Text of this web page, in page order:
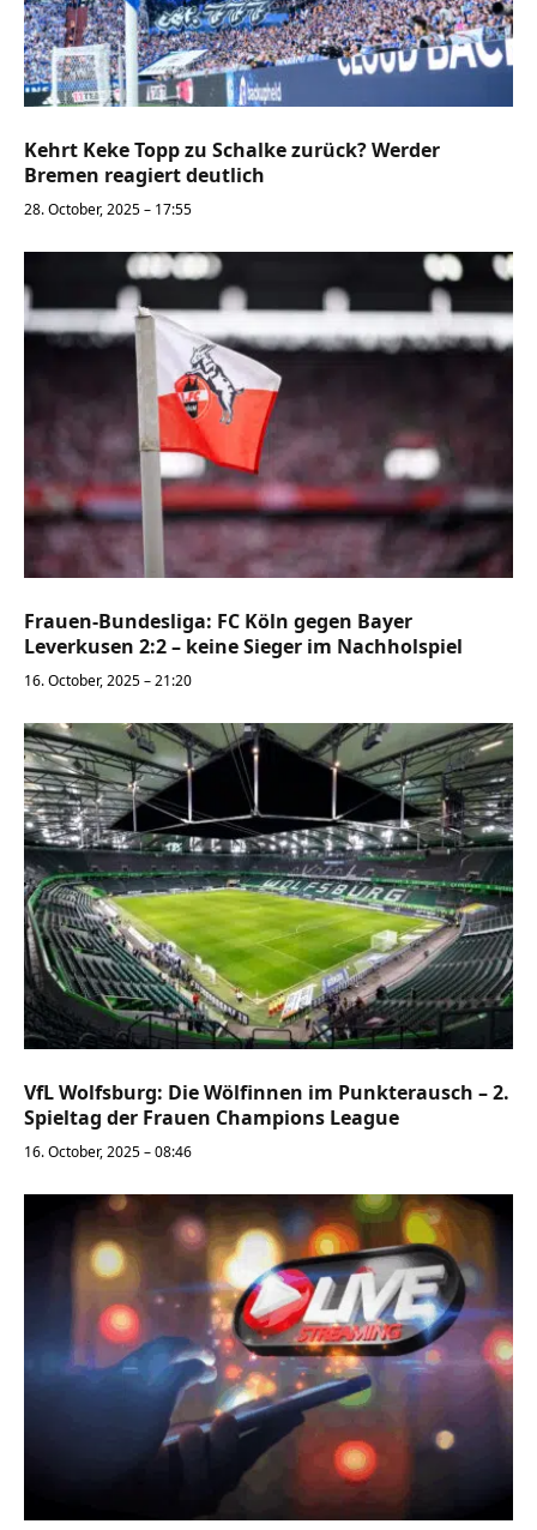
Kehrt Keke Topp zu Schalke zurück? Werder
Bremen reagiert deutlich
28. October, 2025 – 17:55
Frauen-Bundesliga: FC Köln gegen Bayer
Leverkusen 2:2 – keine Sieger im Nachholspiel
16. October, 2025 – 21:20
VfL Wolfsburg: Die Wölfinnen im Punkterausch – 2.
Spieltag der Frauen Champions League
16. October, 2025 – 08:46